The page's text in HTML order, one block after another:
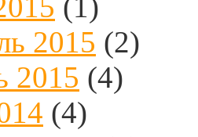
2015 (2)
2015 (4)
(4)